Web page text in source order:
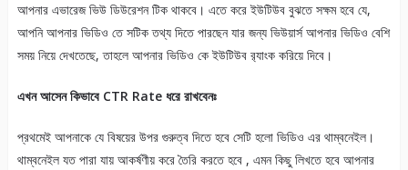
আপনার এভারেজ ভিউ ডিউরেশন টিক থাকবে। এতে করে ইউটিউব বুঝতে সক্ষম হবে যে,
আপনি আপনার ভিডিও তে সটিক তথ্য দিতে পারছেন যার জন্য ভিউয়ার্স আপনার ভিডিও বেশি
সময় নিয়ে দেখতেছে, তাহলে আপনার ভিডিও কে ইউটিউব র‍্যাংক করিয়ে দিবে।
এখন আসেন কিভাবে CTR Rate ধরে রাখবেনঃ
প্রথমেই আপনাকে যে বিষয়ের উপর গুরুত্ব দিতে হবে সেটি হলো ভিডিও এর থাম্বনেইল।
থাম্বনেইল যত পারা যায় আকর্ষণীয় করে তৈরি করতে হবে , এমন কিছু লিখতে হবে আপনার